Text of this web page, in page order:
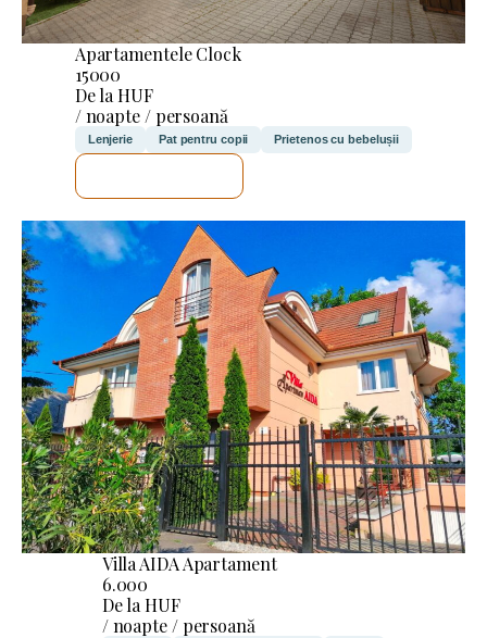
Apartamentele Clock
15000
De la HUF
/ noapte / persoană
Lenjerie Pat pentru copii Prietenos cu bebelușii
Villa AIDA Apartament
6.000
De la HUF
/ noapte / persoană